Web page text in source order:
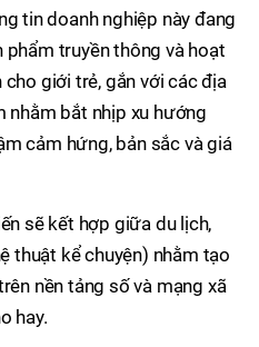
tin doanh nghiệp này đang
truyền thông và hoạt
giới trẻ, gắn với các địa
nhằm bắt nhịp xu hướng
cảm hứng, bản sắc và giá
sẽ kết hợp giữa du lịch,
thuật kể chuyện) nhằm tạo
nền tảng số và mạng xã
hay.